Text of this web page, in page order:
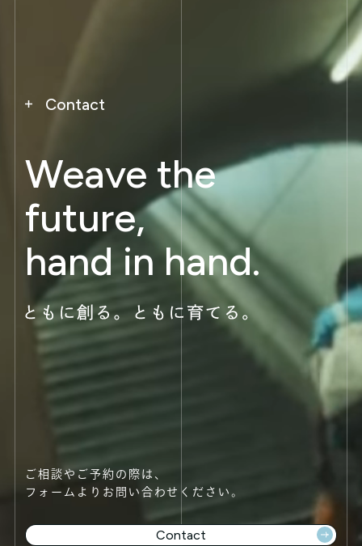
Contact
Weave the
future,
hand in hand.
ご相談やご予約の際は、
フォームよりお問い合わせください。
Contact